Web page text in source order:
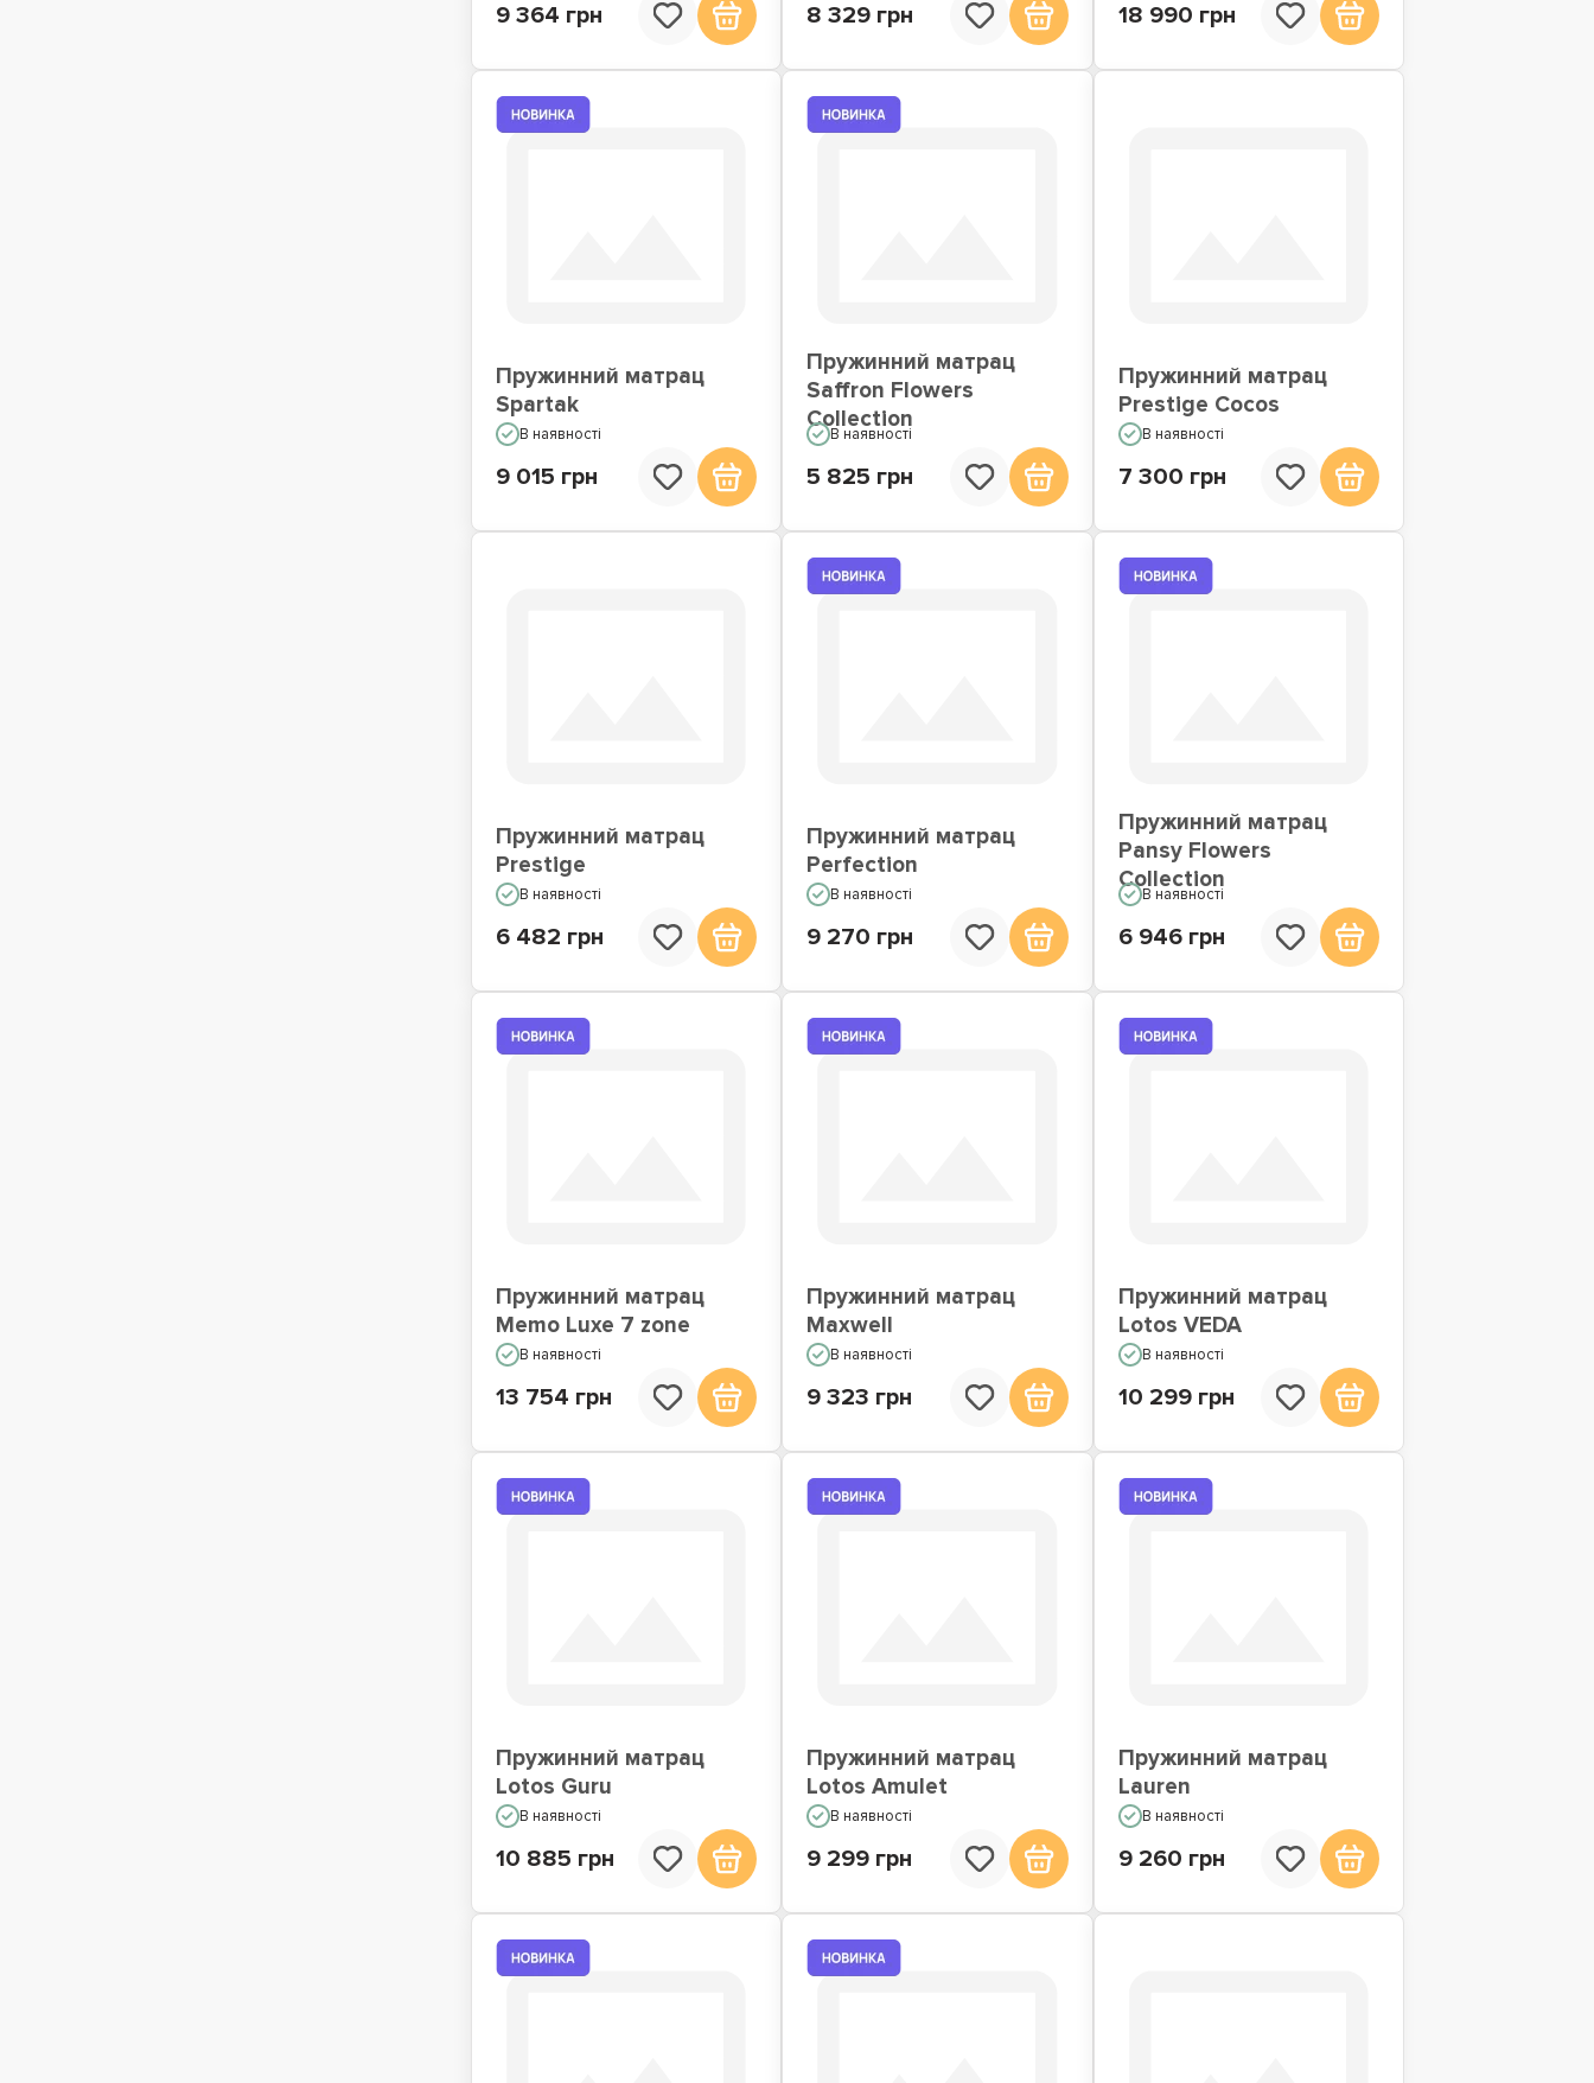
9 364 грн 8 329 грн 18 990 грн
Пружинний матрац
Spartak
В наявності
9 015 грн
Пружинний матрац
Saffron Flowers
Collection
В наявності
5 825 грн
Пружинний матрац
Prestige Cocos
В наявності
7 300 грн
Пружинний матрац
Prestige
В наявності
6 482 грн
Пружинний матрац
Perfection
В наявності
9 270 грн
Пружинний матрац
Pansy Flowers
Collection
В наявності
6 946 грн
Пружинний матрац
Memo Luxe 7 zone
В наявності
13 754 грн
Пружинний матрац
Maxwell
В наявності
9 323 грн
Пружинний матрац
Lotos VEDA
В наявності
10 299 грн
Пружинний матрац
Lotos Guru
В наявності
10 885 грн
Пружинний матрац
Lotos Amulet
В наявності
9 299 грн
Пружинний матрац
Lauren
В наявності
9 260 грн